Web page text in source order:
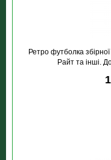
Ретро футболка
Райт та інші.